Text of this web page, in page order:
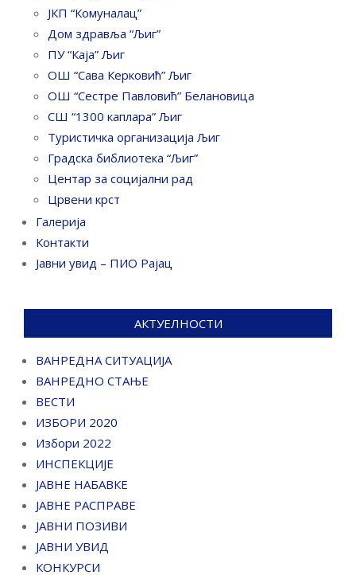
ЈКП “Комуналац”
Дом здравља “Љиг”
ПУ “Каја” Љиг
ОШ “Сава Керковић” Љиг
ОШ “Сестре Павловић” Белановица
СШ “1300 каплара” Љиг
Туристичка организација Љиг
Градска библиотека “Љиг”
Центар за социјални рад
Црвени крст
Галерија
Контакти
Јавни увид – ПИО Рајац
АКТУЕЛНОСТИ
ВАНРЕДНА СИТУАЦИЈА
ВАНРЕДНО СТАЊЕ
ВЕСТИ
ИЗБОРИ 2020
Избори 2022
ИНСПЕКЦИЈЕ
ЈАВНЕ НАБАВКЕ
ЈАВНЕ РАСПРАВЕ
ЈАВНИ ПОЗИВИ
ЈАВНИ УВИД
КОНКУРСИ